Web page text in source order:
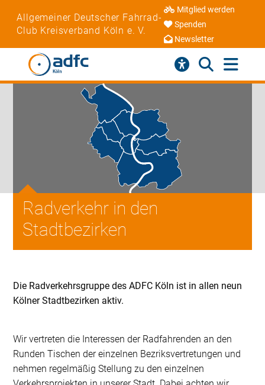
Allgemeiner Deutscher Fahrrad-
Club Kreisverband Köln e. V.
Mitglied werden
Spenden
Newsletter
Radverkehr in den
Stadtbezirken
Die Radverkehrsgruppe des ADFC Köln ist in allen neun
Kölner Stadtbezirken aktiv.
Wir vertreten die Interessen der Radfahrenden an den
Runden Tischen der einzelnen Bezriksvertretungen und
nehmen regelmäßig Stellung zu den einzelnen